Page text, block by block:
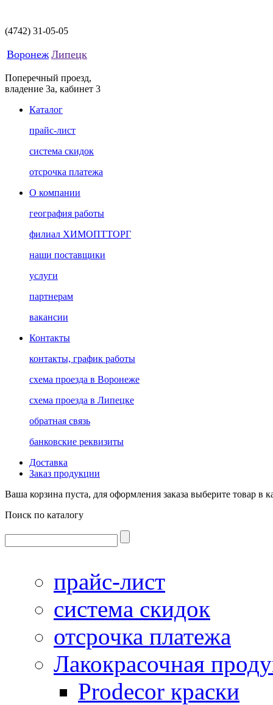
(4742) 31-05-05
Воронеж Липецк
Поперечный проезд,
владение 3а, кабинет 3
Каталог
прайс-лист
система скидок
отсрочка платежа
О компании
география работы
филиал ХИМОПТТОРГ
наши поставщики
услуги
партнерам
вакансии
Контакты
контакты, график работы
схема проезда в Воронеже
схема проезда в Липецке
обратная связь
банковские реквизиты
Доставка
Заказ продукции
Ваша корзина пуста, для оформления заказа выберите товар в
Поиск по каталогу
прайс-лист
система скидок
отсрочка платежа
Лакокрасочная
Prodecor краски